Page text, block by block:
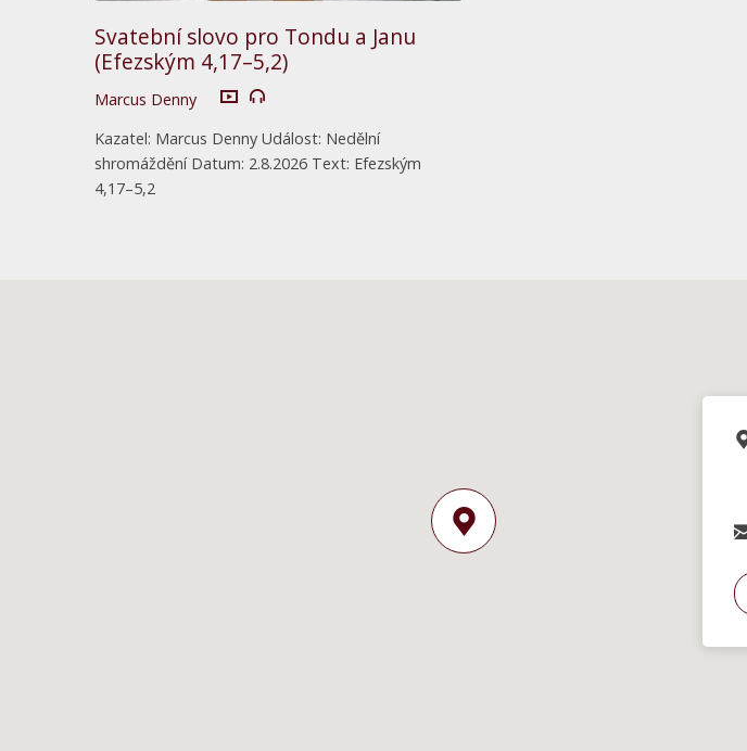
Svatební slovo pro Tondu a Janu
(Efezským 4,17–5,2)
Marcus Denny
Kazatel: Marcus Denny Událost: Nedělní
shromáždění Datum: 2.8.2026 Text: Efezským
4,17–5,2